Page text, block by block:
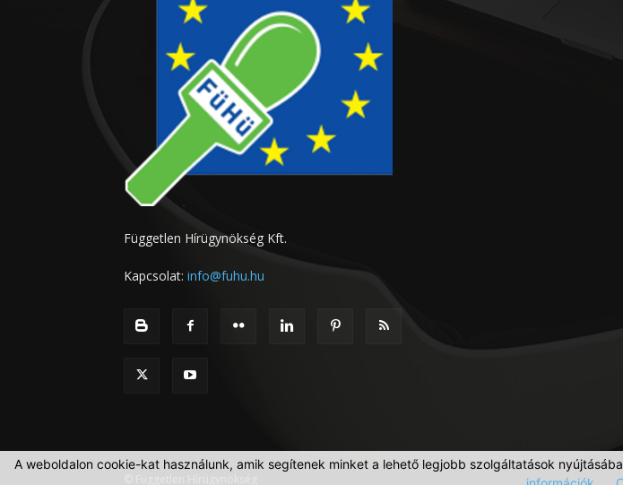
Független Hírügynökség Kft.
Kapcsolat: info@fuhu.hu
A weboldalon cookie-kat használunk, amik segítenek minket a lehető legjobb szolgáltatások